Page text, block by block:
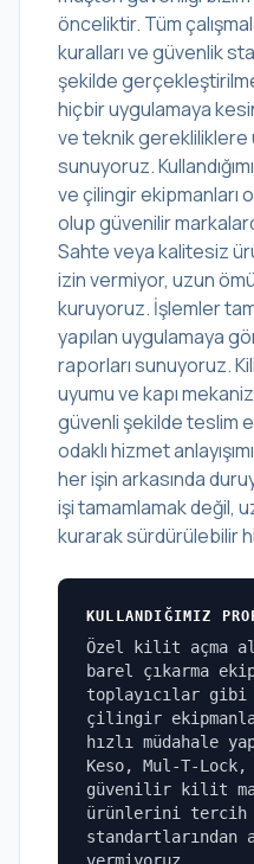
önceliktir. Tüm
kuralları ve güvenlik
şekilde
hiçbir uygulamaya
ve teknik
sunuyoruz.
ve çilingir ekipmanları
olup güvenilir
Sahte veya kalitesiz
izin vermiyor, uzun
kuruyoruz. İşlemler
yapılan uygulamaya
raporları sunuyoruz.
uyumu ve kapı
güvenli şekilde teslim
odaklı hizmet
her işin arkasında
işi tamamlamak değil,
kurarak sürdürülebilir
KULLANDIĞIMIZ
Özel kilit açma
barel çıkarma
toplayıcılar gibi
çilingir
hızlı müdahale
Keso, Mul-T-
güvenilir kilit
ürünlerini
standartlarından